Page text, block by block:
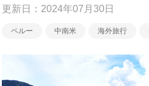
更新日：2024年07月30日
ペルー 中南米 海外旅行